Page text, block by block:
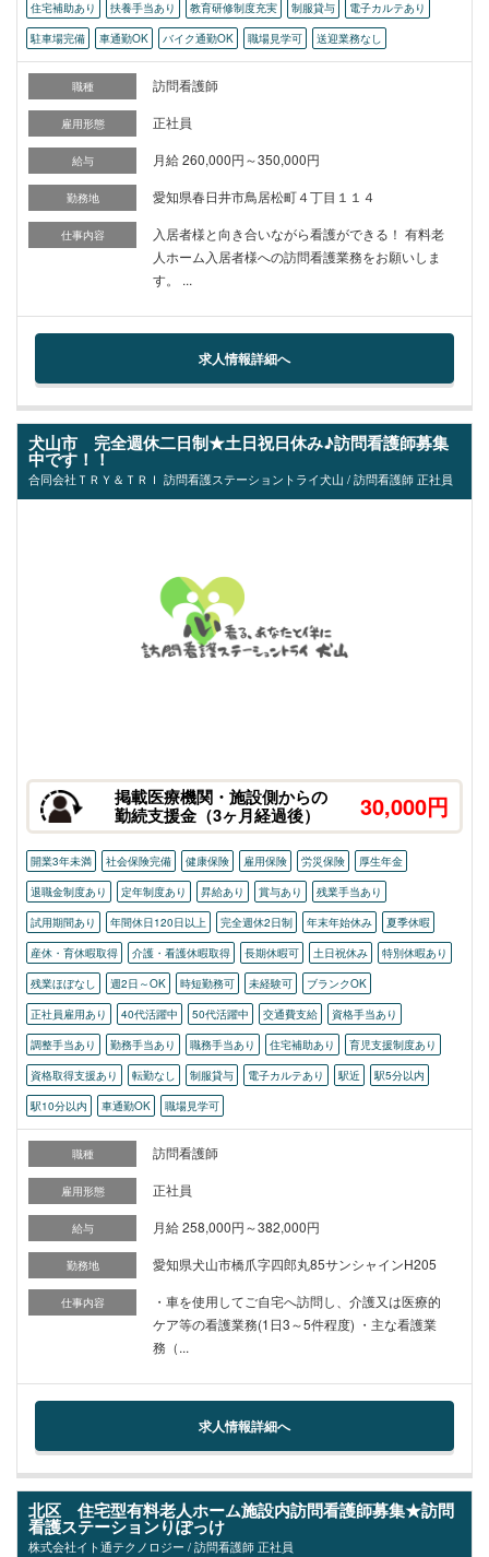
住宅補助あり 扶養手当あり 教育研修制度充実 制服貸与
電子カルテあり
駐車場完備
車通勤OK バイク通勤OK 職場見学可 送迎業務なし
職種 訪問看護師
雇用形態 正社員
給与 月給 260,000円～350,000円
勤務地 愛知県春日井市鳥居松町４丁目１１４
仕事内容
入居者様と向き合いながら看護ができる！ 有料老
人ホーム入居者様への訪問看護業務をお願いしま
す。 ...
求人情報詳細へ
犬山市 完全週休二日制★土日祝日休み♪訪問看護師募集
中です！！
合同会社ＴＲＹ＆ＴＲＩ 訪問看護ステーショントライ犬山 / 訪問看護師 正社員
掲載医療機関・施設側からの
勤続支援金（3ヶ月経過後） 30,000円
開業3年未満 社会保険完備 健康保険 雇用保険 労災保険
厚生年金
退職金制度あり
定年制度あり 昇給あり 賞与あり
残業手当あり
試用期間あり
年間休日120日以上 完全週休2日制 年末年始休み
夏季休暇
産休・育休暇取得
介護・看護休暇取得 長期休暇可 土日祝休み
特別休暇あり
残業ほぼなし
週2日～OK 時短勤務可 未経験可
ブランクOK
正社員雇用あり
40代活躍中 50代活躍中 交通費支給
資格手当あり
調整手当あり
勤務手当あり 職務手当あり 住宅補助あり
育児支援制度あり
資格取得支援あり
転勤なし 制服貸与 電子カルテあり 駅近
駅5分以内
駅10分以内
車通勤OK 職場見学可
職種 訪問看護師
雇用形態 正社員
給与 月給 258,000円～382,000円
勤務地 愛知県犬山市橋爪字四郎丸85サンシャインH205
仕事内容
・車を使用してご自宅へ訪問し、介護又は医療的
ケア等の看護業務(1日3～5件程度) ・主な看護業
務（...
求人情報詳細へ
北区 住宅型有料老人ホーム施設内訪問看護師募集★訪問
看護ステーションりぽっけ
株式会社イト通テクノロジー / 訪問看護師 正社員